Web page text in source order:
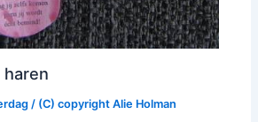
haren
/ (C) copyrightAlie Holman